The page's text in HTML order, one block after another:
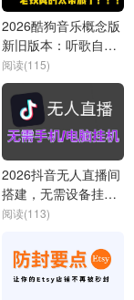
2026酷狗音乐概念版
新旧版本：听歌自动
领会员支持本地下载
阅读(115)
2026抖音无人直播间
搭建，无需设备挂
机，24H离线播放！
阅读(113)